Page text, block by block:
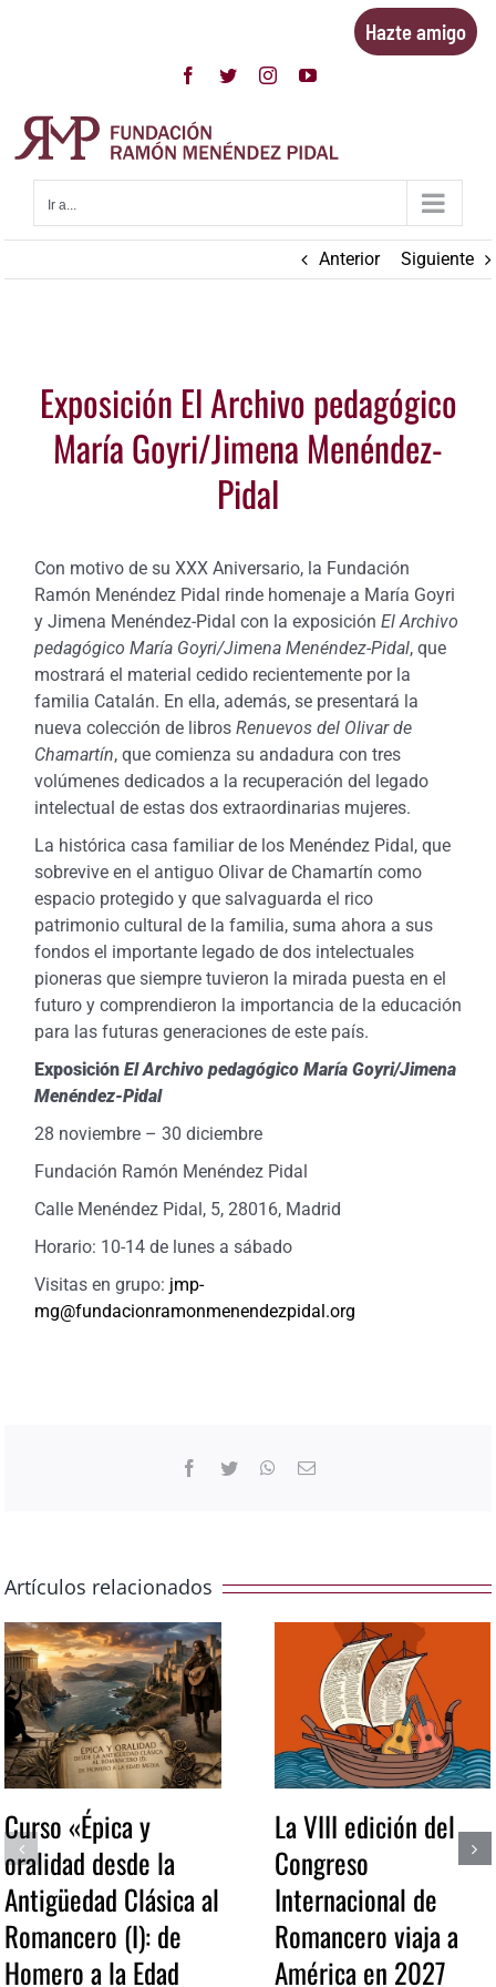
Hazte amigo
Facebook
TwitterInstagramYouTube
Ir a...
Anterior Siguiente
imagen
grande
Exposición El Archivo pedagógico
María Goyri/Jimena Menéndez-
Pidal
Con motivo de su XXX Aniversario, la Fundación
Ramón Menéndez Pidal rinde homenaje a María Goyri
y Jimena Menéndez-Pidal con la exposición El Archivo
pedagógico María Goyri/Jimena Menéndez-Pidal, que
mostrará el material cedido recientemente por la
familia Catalán. En ella, además, se presentará la
nueva colección de libros Renuevos del Olivar de
Chamartín, que comienza su andadura con tres
volúmenes dedicados a la recuperación del legado
intelectual de estas dos extraordinarias mujeres.
La histórica casa familiar de los Menéndez Pidal, que
sobrevive en el antiguo Olivar de Chamartín como
espacio protegido y que salvaguarda el rico
patrimonio cultural de la familia, suma ahora a sus
fondos el importante legado de dos intelectuales
pioneras que siempre tuvieron la mirada puesta en el
futuro y comprendieron la importancia de la educación
para las futuras generaciones de este país.
Exposición El Archivo pedagógico María Goyri/Jimena
Menéndez-Pidal
28 noviembre – 30 diciembre
Fundación Ramón Menéndez Pidal
Calle Menéndez Pidal, 5, 28016, Madrid
Horario: 10-14 de lunes a sábado
Visitas en grupo: jmp-
mg@fundacionramonmenendezpidal.org
Facebook
Twitter WhatsApp
Correo
Artículos relacionados
Curso «Épica y
oralidad desde la
Antigüedad Clásica al
Romancero (I): de
Homero a la Edad
La VIII edición del
Congreso
Internacional de
Romancero viaja a
América en 2027